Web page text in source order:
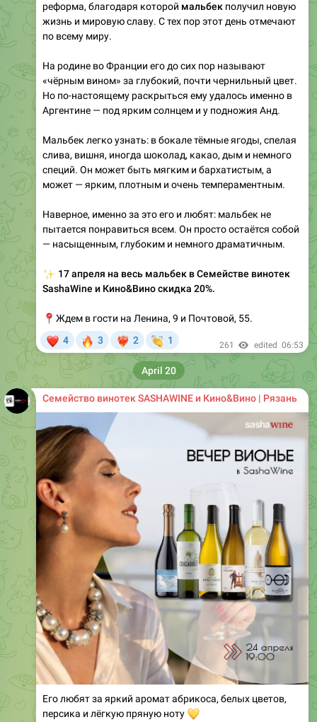
реформа, благодаря которой мальбек получил новую
жизнь и мировую славу. С тех пор этот день отмечают
по всему миру.
На родине во Франции его до сих пор называют
«чёрным вином» за глубокий, почти чернильный цвет.
Но по-настоящему раскрыться ему удалось именно в
Аргентине — под ярким солнцем и у подножия Анд.
Мальбек легко узнать: в бокале тёмные ягоды, спелая
слива, вишня, иногда шоколад, какао, дым и немного
специй. Он может быть мягким и бархатистым, а
может — ярким, плотным и очень темпераментным.
Наверное, именно за это его и любят: мальбек не
пытается понравиться всем. Он просто остаётся собой
— насыщенным, глубоким и немного драматичным.
17 апреля на весь мальбек в Семействе винотек
SashaWine и Кино&Вино скидка 20%.
Ждем в гости на Ленина, 9 и Почтовой, 55.
4 3
❤‍🔥
2
👏
1 261 edited 06:53
Семейство винотек SASHAWINE и Кино&Вино | Рязань
Его любят за яркий аромат абрикоса, белых цветов,
персика и лёгкую пряную ноту
💛
April 20